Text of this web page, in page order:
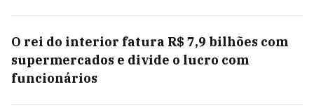
O rei do interior fatura R$ 7,9 bilhões com
supermercados e divide o lucro com
funcionários